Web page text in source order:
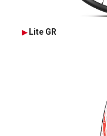
Lite GR